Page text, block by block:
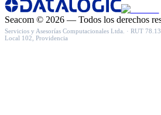
Seacom © 2026 — Todos los derechos
Servicios y Asesorías Computacionales Ltda. · RUT
Local 102, Providencia